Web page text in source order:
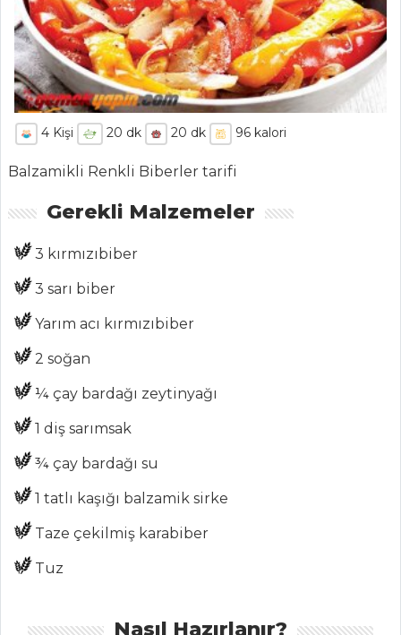
MENÜLER
Tüm Kategoriler
Dereotlu Patates Topu
4 Kişi 20 dk 20 dk 96 kalori
Balzamikli Renkli Biberler tarifi
Gerekli Malzemeler
3 kırmızıbiber
3 sarı biber
Yarım acı kırmızıbiber
2 soğan
¼ çay bardağı zeytinyağı
1 diş sarımsak
¾ çay bardağı su
1 tatlı kaşığı balzamik sirke
Taze çekilmiş karabiber
Tuz
Nasıl Hazırlanır?